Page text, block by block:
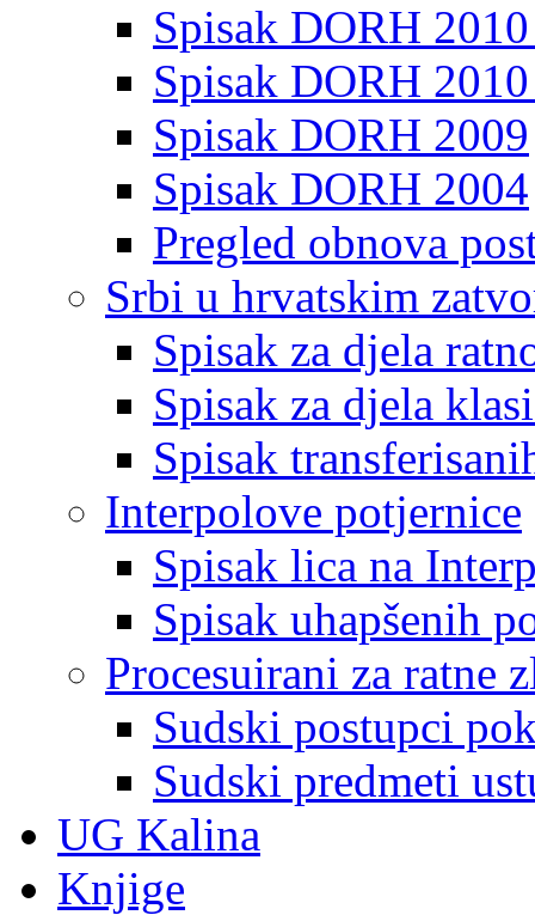
Spisak DORH
Spisak DORH
Spisak DORH 2009
Spisak DORH 2004
Pregled obnova
Srbi u hrvatskim
Spisak za djela
Spisak za djela
Spisak
Interpolove potjernice
Spisak lica na
Spisak uhapšenih
Procesuirani za ratne
Sudski postupci
Sudski predmeti
UG Kalina
Knjige